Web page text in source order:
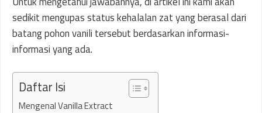
sedikit mengupas status kehalalan zat yang berasal dari
batang pohon vanili tersebut berdasarkan informasi-
informasi yang ada.
Daftar Isi
Mengenal Vanilla Extract